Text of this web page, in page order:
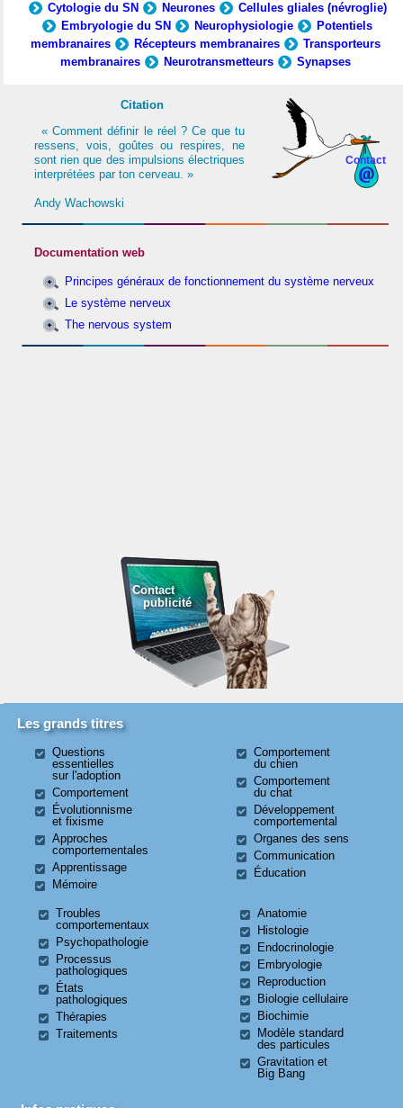
Cytologie du SN
Neurones
Cellules gliales (névroglie)
Embryologie du SN
Neurophysiologie
Potentiels
membranaires
Récepteurs membranaires
Transporteurs
membranaires
Neurotransmetteurs Synapses
Contact
Citation
« Comment définir le réel ? Ce que tu
ressens, vois, goûtes ou respires, ne
sont rien que des impulsions électriques
interprétées par ton cerveau. »
Andy Wachowski
Documentation web
Principes généraux de fonctionnement du système nerveux
Le système nerveux
The nervous system
Contact
publicité
Les grands titres
Questions
essentielles
sur l'adoption
Comportement
Évolutionnisme
et fixisme
Approches
comportementales
Apprentissage
Mémoire
Comportement
du chien
Comportement
du chat
Développement
comportemental
Organes des sens
Communication
Éducation
Troubles
comportementaux
Psychopathologie
Processus
pathologiques
États
pathologiques
Thérapies
Traitements
Anatomie
Histologie
Endocrinologie
Embryologie
Reproduction
Biologie cellulaire
Biochimie
Modèle standard
des particules
Gravitation et
Big Bang